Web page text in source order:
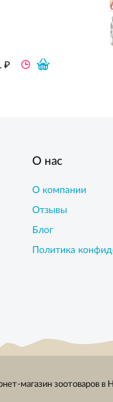
₽
О нас
О компании
Отзывы
Блог
Политика
магазин зоотоваров в